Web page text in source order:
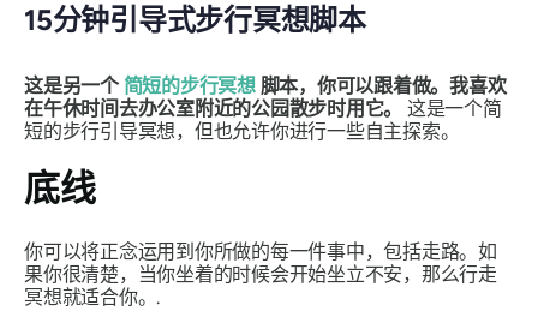
15分钟引导式步行冥想脚本
这是另一个简短的步行冥想脚本，你可以跟着做。我喜欢
在午休时间去办公室附近的公园散步时用它。
这是一个简
短的步行引导冥想，但也允许你进行一些自主探索。
底线
你可以将正念运用到你所做的每一件事中，包括走路。如
果你很清楚，当你坐着的时候会开始坐立不安，那么行走
冥想就适合你。.